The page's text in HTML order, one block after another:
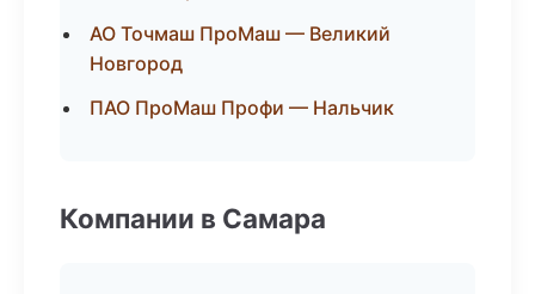
АО Точмаш ПроМаш — Великий
Новгород
ПАО ПроМаш Профи — Нальчик
Компании в Самара